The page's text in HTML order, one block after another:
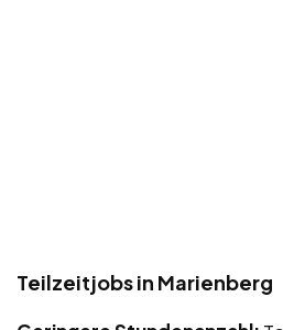
Teilzeitjobs in Marienberg